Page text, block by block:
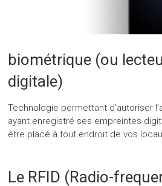
biométrique (ou
digitale)
Technologie permettant d’autoriser
ayant enregistré ses empreintes
être placé à tout endroit de vos
Le RFID (Radio-